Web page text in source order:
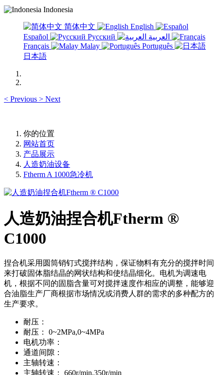
Indonesia
简体中文
English
Español
Русский
Français
Malay
Português
日本語
< Previous > Next
你的位置
网站首页
产品展示
人造奶油设备
Ftherm A 1000急冷机
人造奶油捏合机Ftherm ®
C1000
捏合机采用圆筒销钉式搅拌结构，保证物料有充分的搅拌时间
来打破固体脂结晶的网状结构和使结晶细化。电机为调速电
机，根据不同的固脂含量可对搅拌速度作相应的调整，能够迎
合油脂生产厂商根据市场情况或消费人群的需求的多种配方的
生产要求。
耐压：
耐压：
0~2MPa,0~4MPa
电机功率：
通道间隙：
主轴转速：
主轴转速：
660r/min,350r/min